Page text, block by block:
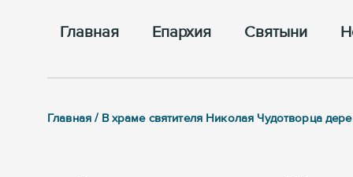
Главная Епархия Cвятыни
Главная / В храме святителя Николая Чудотворца